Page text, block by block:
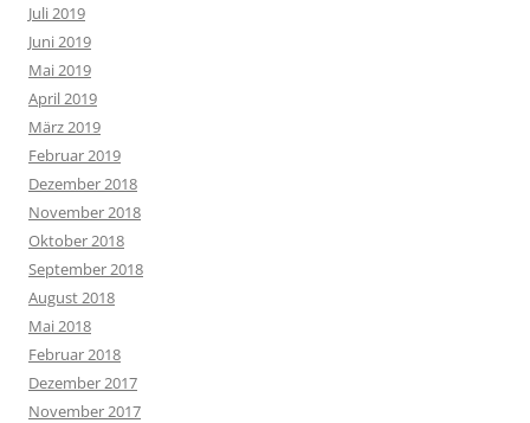
Juli 2019
Juni 2019
Mai 2019
April 2019
März 2019
Februar 2019
Dezember 2018
November 2018
Oktober 2018
September 2018
August 2018
Mai 2018
Februar 2018
Dezember 2017
November 2017